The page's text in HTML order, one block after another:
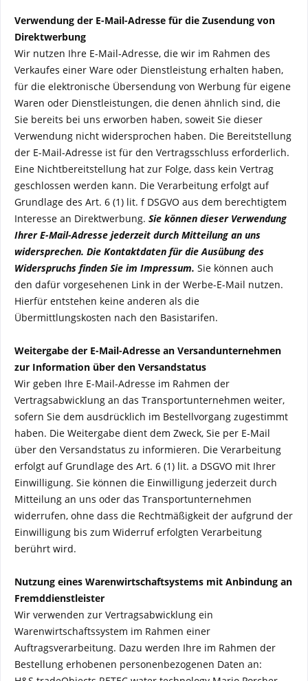
Verwendung der E-Mail-Adresse für die Zusendung von
Direktwerbung
Wir nutzen Ihre E-Mail-Adresse, die wir im Rahmen des
Verkaufes einer Ware oder Dienstleistung erhalten haben,
für die elektronische Übersendung von Werbung für eigene
Waren oder Dienstleistungen, die denen ähnlich sind, die
Sie bereits bei uns erworben haben, soweit Sie dieser
Verwendung nicht widersprochen haben. Die Bereitstellung
der E-Mail-Adresse ist für den Vertragsschluss erforderlich.
Eine Nichtbereitstellung hat zur Folge, dass kein Vertrag
geschlossen werden kann. Die Verarbeitung erfolgt auf
Grundlage des Art. 6 (1) lit. f DSGVO aus dem berechtigtem
Interesse an Direktwerbung. Sie können dieser Verwendung
Ihrer E-Mail-Adresse jederzeit durch Mitteilung an uns
widersprechen. Die Kontaktdaten für die Ausübung des
Widerspruchs finden Sie im Impressum. Sie können auch
den dafür vorgesehenen Link in der Werbe-E-Mail nutzen.
Hierfür entstehen keine anderen als die
Übermittlungskosten nach den Basistarifen.
Weitergabe der E-Mail-Adresse an Versandunternehmen
zur Information über den Versandstatus
Wir geben Ihre E-Mail-Adresse im Rahmen der
Vertragsabwicklung an das Transportunternehmen weiter,
sofern Sie dem ausdrücklich im Bestellvorgang zugestimmt
haben. Die Weitergabe dient dem Zweck, Sie per E-Mail
über den Versandstatus zu informieren. Die Verarbeitung
erfolgt auf Grundlage des Art. 6 (1) lit. a DSGVO mit Ihrer
Einwilligung. Sie können die Einwilligung jederzeit durch
Mitteilung an uns oder das Transportunternehmen
widerrufen, ohne dass die Rechtmäßigkeit der aufgrund der
Einwilligung bis zum Widerruf erfolgten Verarbeitung
berührt wird.
Nutzung eines Warenwirtschaftsystems mit Anbindung an
Fremddienstleister
Wir verwenden zur Vertragsabwicklung ein
Warenwirtschaftssystem im Rahmen einer
Auftragsverarbeitung. Dazu werden Ihre im Rahmen der
Bestellung erhobenen personenbezogenen Daten an: